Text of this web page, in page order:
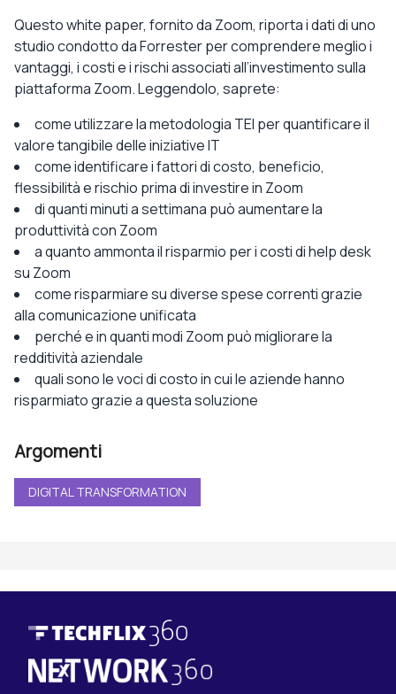
Questo white paper, fornito da Zoom, riporta i dati di uno
studio condotto da Forrester per comprendere meglio i
vantaggi, i costi e i rischi associati all’investimento sulla
piattaforma Zoom. Leggendolo, saprete:
come utilizzare la metodologia TEI per quantificare il
valore tangibile delle iniziative IT
come identificare i fattori di costo, beneficio,
flessibilità e rischio prima di investire in Zoom
di quanti minuti a settimana può aumentare la
produttività con Zoom
a quanto ammonta il risparmio per i costi di help desk
su Zoom
come risparmiare su diverse spese correnti grazie
alla comunicazione unificata
perché e in quanti modi Zoom può migliorare la
redditività aziendale
quali sono le voci di costo in cui le aziende hanno
risparmiato grazie a questa soluzione
Argomenti
DIGITAL TRANSFORMATION